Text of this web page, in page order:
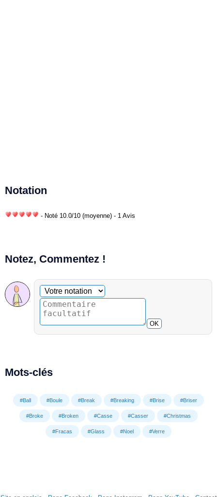
Notation
- Noté 10.0/10 (moyenne) - 1 Avis
Notez, Commentez !
Commentaire facultatif
Votre notation
OK
Mots-clés
#Ball #Boule #Break #Breaking #Brise #Briser
#Broke #Broken #Casse #Casser #Christmas
#Fracas #Glass #Noel #Verre